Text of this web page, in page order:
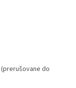
(prerušovane do